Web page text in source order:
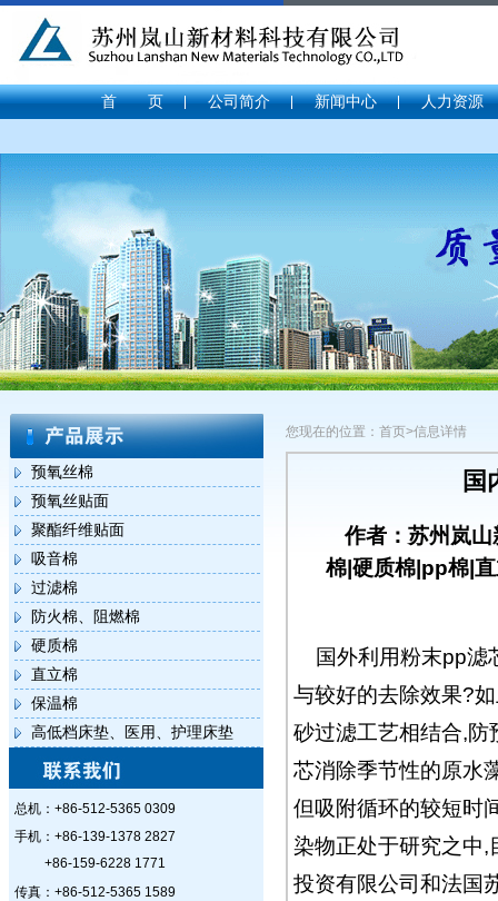
首 页 公司简介 新闻中心 人力资源
预氧丝棉
预氧丝贴面
聚酯纤维贴面
吸音棉
过滤棉
防火棉、阻燃棉
硬质棉
直立棉
保温棉
高低档床垫、医用、护理床垫
总机：+86-512-5365 0309
手机：+86-139-1378 2827
+86-159-6228 1771
传真：+86-512-5365 1589
您现在的位置：首页>信息详情
国
作者：苏州岚
棉|硬质棉|pp棉|
国外利用粉末pp滤
与较好的去除效果?
砂过滤工艺相结合,防
芯消除季节性的原水
但吸附循环的较短时
染物正处于研究之中,
投资有限公司和法国